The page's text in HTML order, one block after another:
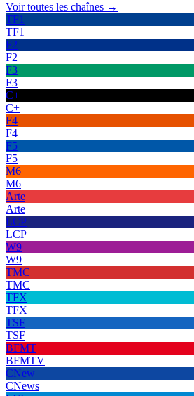
Voir toutes les chaînes →
TF1
TF1
F2
F2
F3
F3
C+
C+
F4
F4
F5
F5
M6
M6
Arte
Arte
LCP
LCP
W9
W9
TMC
TMC
TFX
TFX
TSF
TSF
BFMT
BFMTV
CNew
CNews